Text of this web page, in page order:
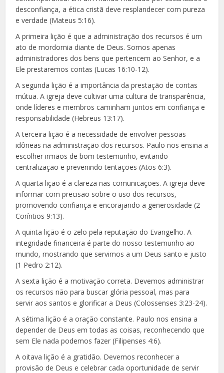
desconfiança, a ética cristã deve resplandecer com pureza
e verdade (Mateus 5:16).
A primeira lição é que a administração dos recursos é um
ato de mordomia diante de Deus. Somos apenas
administradores dos bens que pertencem ao Senhor, e a
Ele prestaremos contas (Lucas 16:10-12).
A segunda lição é a importância da prestação de contas
mútua. A igreja deve cultivar uma cultura de transparência,
onde líderes e membros caminham juntos em confiança e
responsabilidade (Hebreus 13:17).
A terceira lição é a necessidade de envolver pessoas
idôneas na administração dos recursos. Paulo nos ensina a
escolher irmãos de bom testemunho, evitando
centralização e prevenindo tentações (Atos 6:3).
A quarta lição é a clareza nas comunicações. A igreja deve
informar com precisão sobre o uso dos recursos,
promovendo confiança e encorajando a generosidade (2
Coríntios 9:13).
A quinta lição é o zelo pela reputação do Evangelho. A
integridade financeira é parte do nosso testemunho ao
mundo, mostrando que servimos a um Deus santo e justo
(1 Pedro 2:12).
A sexta lição é a motivação correta. Devemos administrar
os recursos não para buscar glória pessoal, mas para
servir aos santos e glorificar a Deus (Colossenses 3:23-24).
A sétima lição é a oração constante. Paulo nos ensina a
depender de Deus em todas as coisas, reconhecendo que
sem Ele nada podemos fazer (Filipenses 4:6).
A oitava lição é a gratidão. Devemos reconhecer a
provisão de Deus e celebrar cada oportunidade de servir